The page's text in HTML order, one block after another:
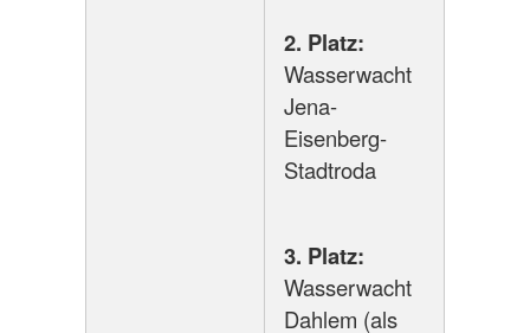
2. Platz:
Wasserwacht
Jena-
Eisenberg-
Stadtroda
3. Platz:
Wasserwacht
Dahlem (als